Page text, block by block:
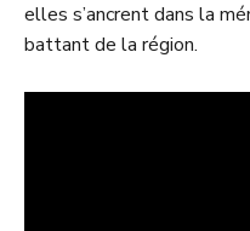
elles s’ancrent dans la
battant de la région.